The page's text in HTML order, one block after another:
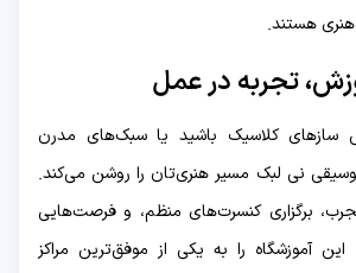
هنری هستند.
تجربه در عمل
سازهای کلاسیک باشید یا سبک‌های مدرن
نی لبک مسیر هنری‌تان را روشن می‌کند.
برگزاری کنسرت‌های منظم، و فرصت‌هایی
آموزشگاه را به یکی از موفق‌ترین مراکز